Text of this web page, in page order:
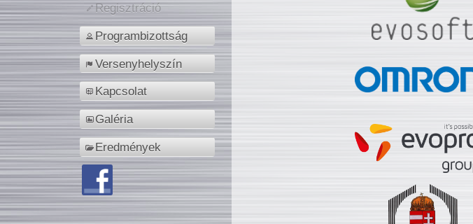
Regisztráció
Programbizottság
Versenyhelyszín
Kapcsolat
Galéria
Eredmények